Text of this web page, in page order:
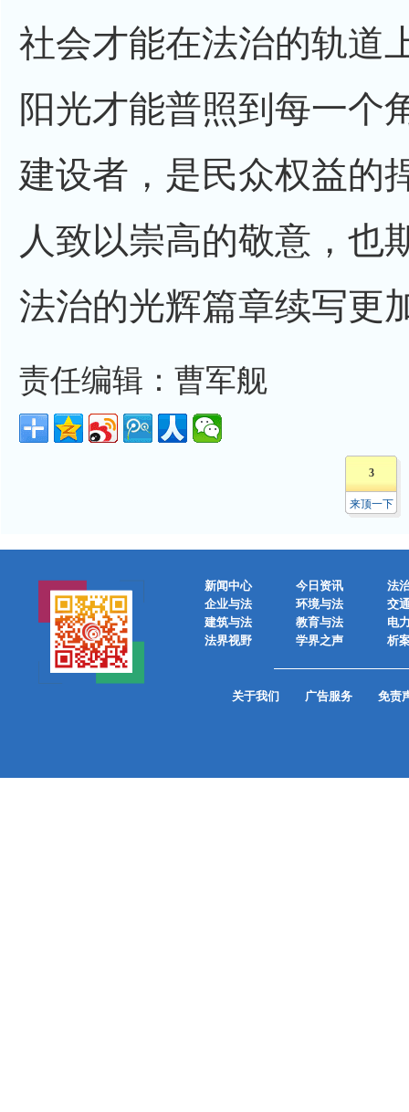
社会才能在法治的轨道
阳光才能普照到每一个
建设者，是民众权益的
人致以崇高的敬意，也
法治的光辉篇章续写更
责任编辑：曹军舰
3
来顶一下
新闻中心 今日资讯
法
企业与法
环境与法
交
建筑与法
教育与法
电
法界视野
学界之声 析
关于我们 广告服务 免责